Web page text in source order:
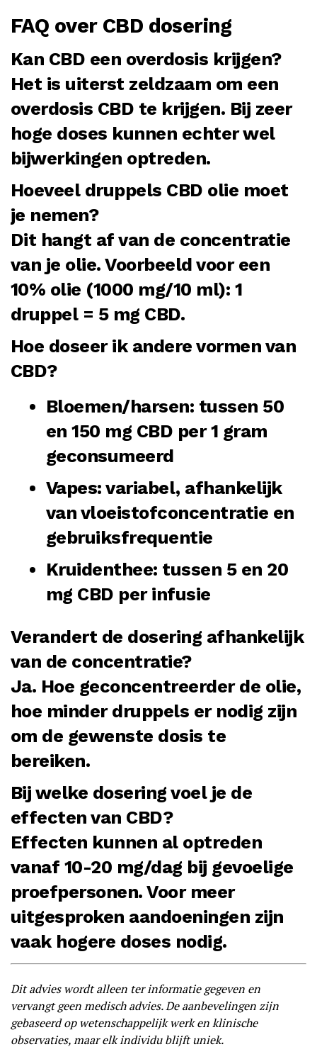
FAQ over CBD dosering
Kan CBD een overdosis krijgen?
Het is uiterst zeldzaam om een
overdosis CBD te krijgen. Bij zeer
hoge doses kunnen echter wel
bijwerkingen optreden.
Hoeveel druppels CBD olie moet
je nemen?
Dit hangt af van de concentratie
van je olie. Voorbeeld voor een
10% olie (1000 mg/10 ml): 1
druppel = 5 mg CBD.
Hoe doseer ik andere vormen van
CBD?
Bloemen/harsen: tussen 50
en 150 mg CBD per 1 gram
geconsumeerd
Vapes: variabel, afhankelijk
van vloeistofconcentratie en
gebruiksfrequentie
Kruidenthee: tussen 5 en 20
mg CBD per infusie
Verandert de dosering afhankelijk
van de concentratie?
Ja. Hoe geconcentreerder de olie,
hoe minder druppels er nodig zijn
om de gewenste dosis te
bereiken.
Bij welke dosering voel je de
effecten van CBD?
Effecten kunnen al optreden
vanaf 10-20 mg/dag bij gevoelige
proefpersonen. Voor meer
uitgesproken aandoeningen zijn
vaak hogere doses nodig.
Dit advies wordt alleen ter informatie gegeven en
vervangt geen medisch advies. De aanbevelingen zijn
gebaseerd op wetenschappelijk werk en klinische
observaties, maar elk individu blijft uniek.